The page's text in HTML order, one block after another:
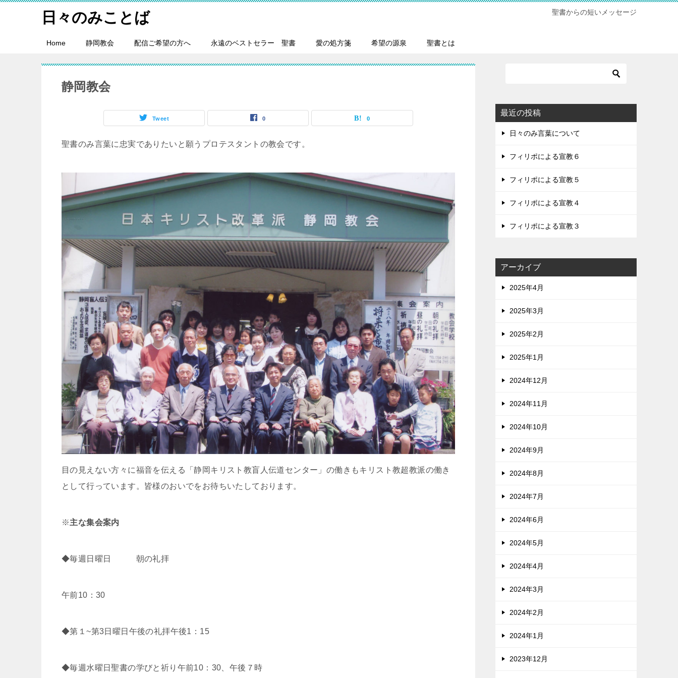
日々のみことば 聖書からの短いメッセージ
Home 静岡教会 配信ご希望の方へ 永遠のベストセラー 聖書 愛の処方箋 希望の源泉 聖書とは
静岡教会
Tweet 0 0
聖書のみ言葉に忠実でありたいと願うプロテスタントの教会です。
目の見えない方々に福音を伝える「静岡キリスト教盲人伝道センター」の働きもキリスト教超教派の働き
として行っています。皆様のおいでをお待ちいたしております。
※主な集会案内
◆毎週日曜日 朝の礼拝
午前10：30
◆第１~第3日曜日午後の礼拝午後1：15
◆毎週水曜日聖書の学びと祈り午前10：30、午後７時
最近の投稿
日々のみ言葉について
フィリポによる宣教６
フィリポによる宣教５
フィリポによる宣教４
フィリポによる宣教３
アーカイブ
2025年4月
2025年3月
2025年2月
2025年1月
2024年12月
2024年11月
2024年10月
2024年9月
2024年8月
2024年7月
2024年6月
2024年5月
2024年4月
2024年3月
2024年2月
2024年1月
2023年12月